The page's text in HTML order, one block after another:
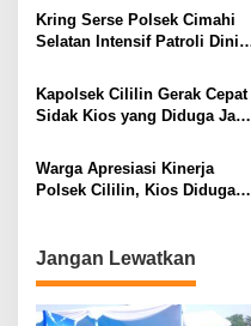
AKBP NIKO N. ADI PUTRA,
S.H., S.I.K., M.H.
Kring Serse Polsek Cimahi
Selatan Intensif Patroli Dini
Terpantau Aman dan
Kondusif
Kapolsek Cililin Gerak Cepat
Sidak Kios yang Diduga Jadi
Ilegal, Warga Apresiasi
Respons Kepolisian
Warga Apresiasi Kinerja
Polsek Cililin, Kios Diduga
Jangan Lewatkan